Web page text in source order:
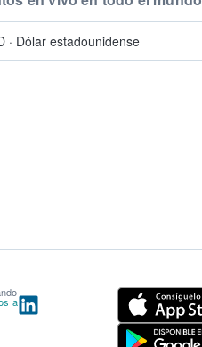
· Dólar estadounidense
a